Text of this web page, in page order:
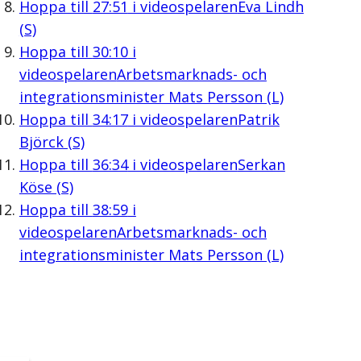
Hoppa till 27:51 i videospelarenEva Lindh
(S)
Hoppa till 30:10i
videospelarenArbetsmarknads- och
integrationsminister Mats Persson (L)
Hoppa till 34:17i videospelarenPatrik
Björck (S)
Hoppa till 36:34i videospelarenSerkan
Köse (S)
Hoppa till 38:59i
videospelarenArbetsmarknads- och
integrationsminister Mats Persson (L)